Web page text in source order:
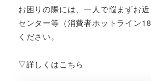
お困りの際には、一人で悩まずお
センター等（消費者ホットライン
ください。
▽詳しくはこちら